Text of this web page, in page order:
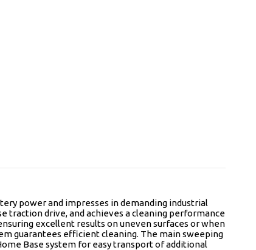
power and impresses in demanding industrial
traction drive, and achieves a cleaning performance
excellent results on uneven surfaces or when
guarantees efficient cleaning. The main sweeping
Base system for easy transport of additional